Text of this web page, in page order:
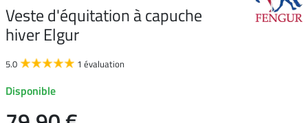
Veste d'équitation à capuche
hiver Elgur
5.0 1 évaluation
Disponible